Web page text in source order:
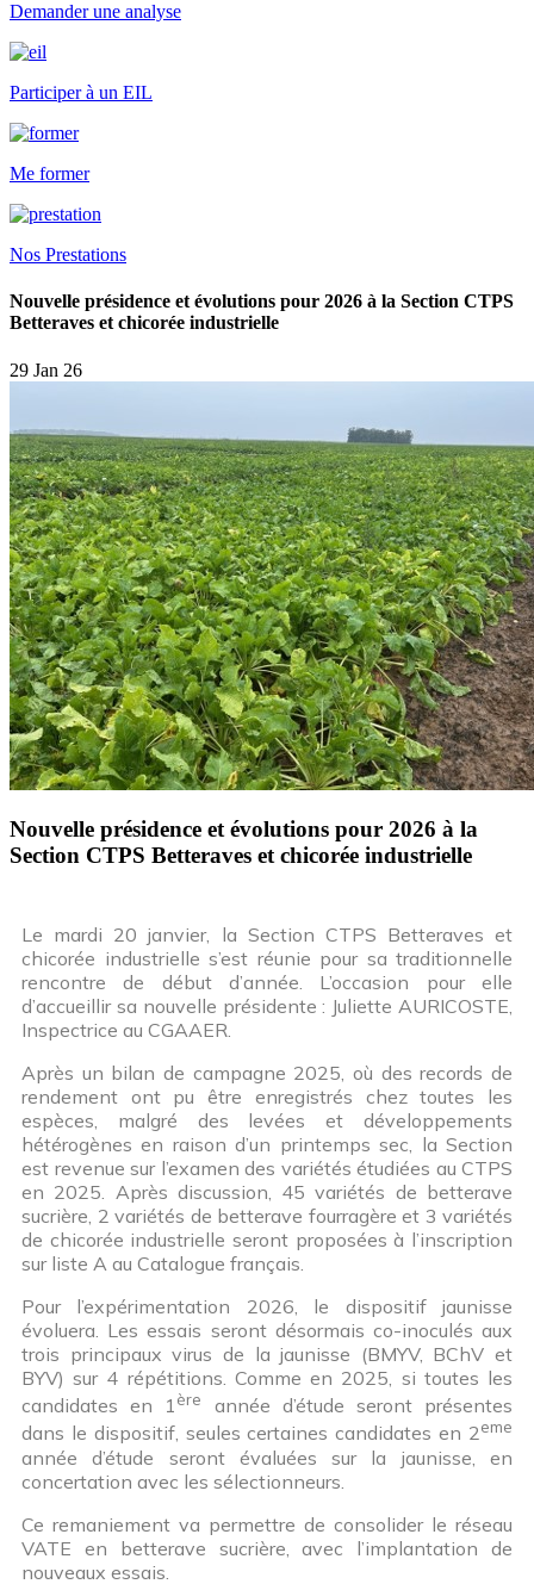
Demander une analyse
Participer à un EIL
Me former
Nos Prestations
Nouvelle présidence et évolutions pour 2026 à la Section CTPS
Betteraves et chicorée industrielle
29 Jan 26
Nouvelle présidence et évolutions pour 2026 à la
Section CTPS Betteraves et chicorée industrielle
Le mardi 20 janvier, la Section CTPS Betteraves et
chicorée industrielle s’est réunie pour sa traditionnelle
rencontre de début d’année. L’occasion pour elle
d’accueillir sa nouvelle présidente : Juliette AURICOSTE,
Inspectrice au CGAAER.
Après un bilan de campagne 2025, où des records de
rendement ont pu être enregistrés chez toutes les
espèces, malgré des levées et développements
hétérogènes en raison d’un printemps sec, la Section
est revenue sur l’examen des variétés étudiées au CTPS
en 2025. Après discussion, 45 variétés de betterave
sucrière, 2 variétés de betterave fourragère et 3 variétés
de chicorée industrielle seront proposées à l’inscription
sur liste A au Catalogue français.
Pour l’expérimentation 2026, le dispositif jaunisse
évoluera. Les essais seront désormais co-inoculés aux
trois principaux virus de la jaunisse (BMYV, BChV et
BYV) sur 4 répétitions. Comme en 2025, si toutes les
candidates en 1ère
année d’étude seront présentes
dans le dispositif, seules certaines candidates en 2eme
année d’étude seront évaluées sur la jaunisse, en
concertation avec les sélectionneurs.
Ce remaniement va permettre de consolider le réseau
VATE en betterave sucrière, avec l’implantation de
nouveaux essais.